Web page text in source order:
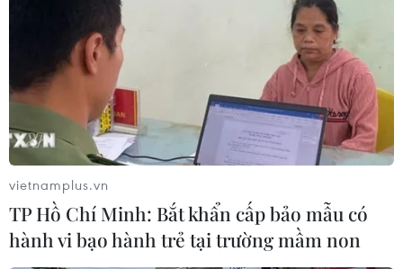
TIN LIÊN QUAN
vietnamplus.vn
TP Hồ Chí Minh: Bắt khẩn cấp bảo mẫu có
hành vi bạo hành trẻ tại trường mầm non